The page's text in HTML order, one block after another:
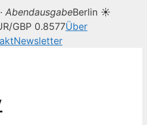
AbendausgabeBerlin ☀
GBP 0.8577Über
Newsletter